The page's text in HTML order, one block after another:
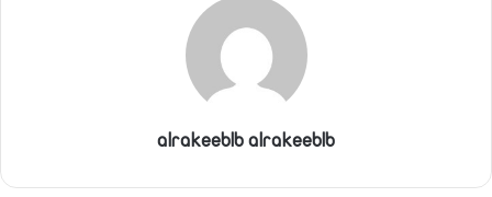
alrakeeblb alrakeeblb